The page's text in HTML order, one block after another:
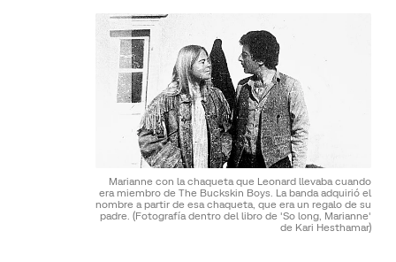
Marianne con la chaqueta que Leonard llevaba cuando
era miembro de The Buckskin Boys. La banda adquirió el
nombre a partir de esa chaqueta, que era un regalo de su
padre. (Fotografía dentro del libro de 'So long, Marianne'
de Kari Hesthamar)